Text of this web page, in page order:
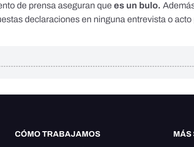
de prensa aseguran quees un bulo.
declaraciones en ninguna entrevista o acto
CÓMO TRABAJAMOS MÁS